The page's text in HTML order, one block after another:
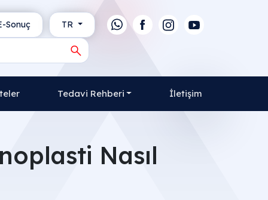
TR
Sonuç
Tedavi Rehberi İletişim
Nasıl